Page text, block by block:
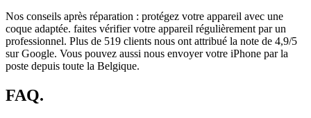
Nos conseils après réparation : protégez votre appareil avec une
coque adaptée. faites vérifier votre appareil régulièrement par un
professionnel. Plus de 519 clients nous ont attribué la note de 4,9/5
sur Google. Vous pouvez aussi nous envoyer votre iPhone par la
poste depuis toute la Belgique.
FAQ.